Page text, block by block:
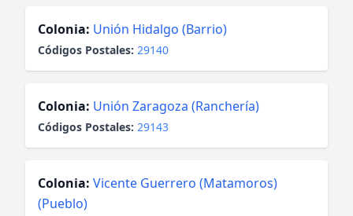
Colonia: Unión Hidalgo (Barrio)
Códigos Postales: 29140
Colonia: Unión Zaragoza (Ranchería)
Códigos Postales: 29143
Colonia: Vicente Guerrero (Matamoros)
(Pueblo)